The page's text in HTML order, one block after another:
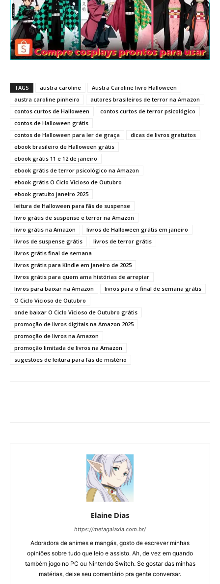
TAGS austra caroline
Austra Caroline livro Halloween
austra caroline pinheiro
autores brasileiros de terror na Amazon
contos curtos de Halloween
contos curtos de terror psicológico
contos de Halloween grátis
contos de Halloween para ler de graça
dicas de livros gratuitos
ebook brasileiro de Halloween grátis
ebook grátis 11 e 12 de janeiro
ebook grátis de terror psicológico na Amazon
ebook grátis O Ciclo Vicioso de Outubro
ebook gratuito janeiro 2025
leitura de Halloween para fãs de suspense
livro grátis de suspense e terror na Amazon
livro grátis na Amazon
livros de Halloween grátis em janeiro
livros de suspense grátis
livros de terror grátis
livros grátis final de semana
livros grátis para Kindle em janeiro de 2025
livros grátis para quem ama histórias de arrepiar
livros para baixar na Amazon
livros para o final de semana grátis
O Ciclo Vicioso de Outubro
onde baixar O Ciclo Vicioso de Outubro grátis
promoção de livros digitais na Amazon 2025
promoção de livros na Amazon
promoção limitada de livros na Amazon
sugestões de leitura para fãs de mistério
Elaine Dias
https://metagalaxia.com.br/
Adoradora de animes e mangás, gosto de escrever minhas
opiniões sobre tudo que leio e assisto. Ah, de vez em quando
também jogo no PC ou Nintendo Switch. Se gostar das minhas
matérias, deixe seu comentário pra gente conversar.